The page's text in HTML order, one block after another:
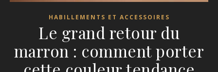
HABILLEMENTS ET ACCESSOIRES
Le grand retour du
marron : comment porter